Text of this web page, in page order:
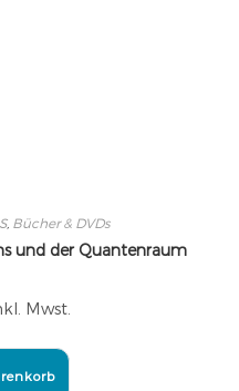
, Bücher & DVDs
und der Quantenraum
Mwst.